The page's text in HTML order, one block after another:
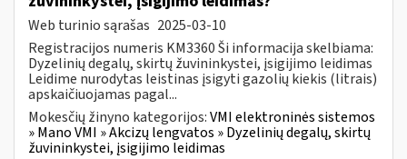
Web turinio sąrašas 2025-03-10
Registracijos numeris KM3360 Ši informacija skelbiama:
Dyzelinių degalų, skirtų žuvininkystei, įsigijimo leidimas
Leidime nurodytas leistinas įsigyti gazolių kiekis (litrais)
apskaičiuojamas pagal...
Mokesčių žinyno kategorijos:VMI elektroninės sistemos
» Mano VMI » Akcizų lengvatos » Dyzelinių degalų, skirtų
žuvininkystei, įsigijimo leidimas